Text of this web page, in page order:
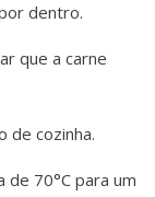
dentro.
que a carne
de cozinha.
70°C para um